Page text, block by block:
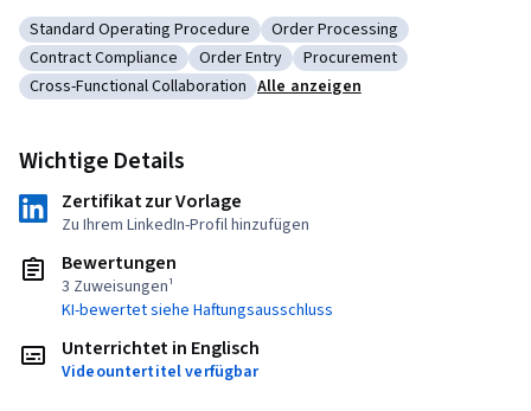
Kategorie: Standard Operating Procedure
Standard Operating Procedure Kategorie: Order Processing
Order Processing
Kategorie: Contract Compliance
Contract Compliance Kategorie: Order Entry
Order Entry Kategorie: Procurement
Procurement
Kategorie: Cross-Functional Collaboration
Cross-Functional Collaboration Alle anzeigen
Wichtige Details
Zertifikat zur Vorlage
Zu Ihrem LinkedIn-Profil hinzufügen
Bewertungen
3 Zuweisungen¹
KI-bewertet siehe Haftungsausschluss
Unterrichtet in Englisch
Videountertitel verfügbar